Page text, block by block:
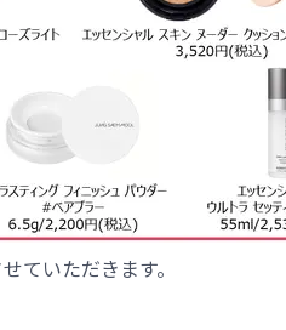
ていただきます。